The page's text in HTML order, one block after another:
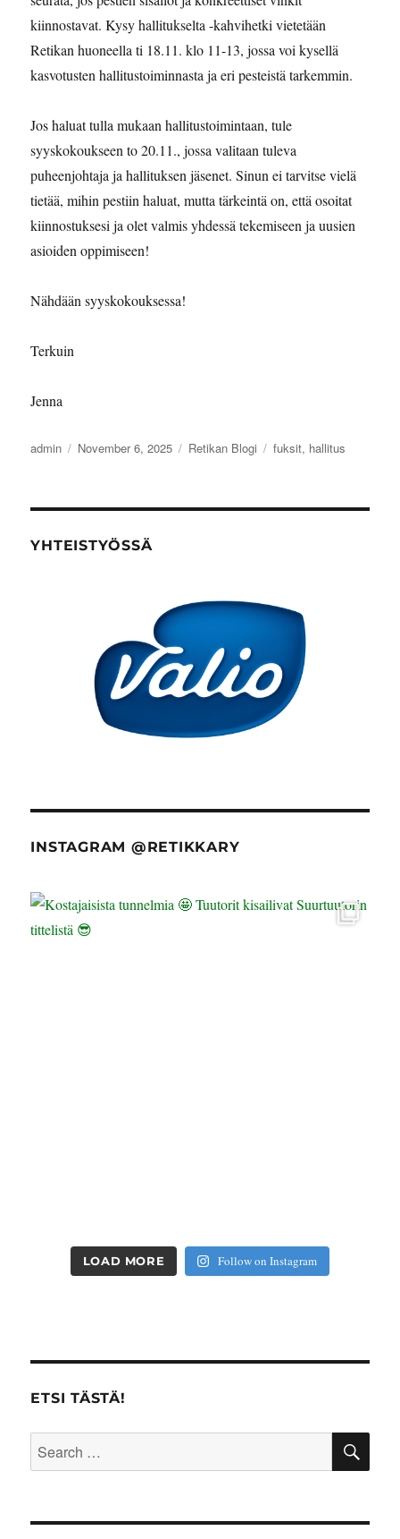
kiinnostavat. Kysy hallitukselta -kahvihetki vietetään
Retikan huoneella ti 18.11. klo 11-13, jossa voi kysellä
kasvotusten hallitustoiminnasta ja eri pesteistä tarkemmin.
Jos haluat tulla mukaan hallitustoimintaan, tule
syyskokoukseen to 20.11., jossa valitaan tuleva
puheenjohtaja ja hallituksen jäsenet. Sinun ei tarvitse vielä
tietää, mihin pestiin haluat, mutta tärkeintä on, että osoitat
kiinnostuksesi ja olet valmis yhdessä tekemiseen ja uusien
asioiden oppimiseen!
Nähdään syyskokouksessa!
Terkuin
Jenna
Author
admin
Posted
November 6, 2025 Categories
Retikan Blogi Tags
fuksit, hallitus
YHTEISTYÖSSÄ
INSTAGRAM @RETIKKARY
LOAD MORE Follow on Instagram
ETSI TÄSTÄ!
Search
for: